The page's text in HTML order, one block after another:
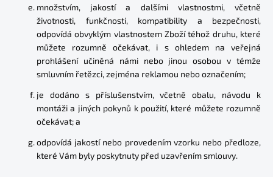
množstvím, jakostí a dalšími vlastnostmi, včetně
životnosti, funkčnosti, kompatibility a bezpečnosti,
odpovídá obvyklým vlastnostem Zboží téhož druhu, které
můžete rozumně očekávat, i s ohledem na veřejná
prohlášení učiněná námi nebo jinou osobou v témže
smluvním řetězci, zejména reklamou nebo označením;
je dodáno s příslušenstvím, včetně obalu, návodu k
montáži a jiných pokynů k použití, které můžete rozumně
očekávat; a
odpovídá jakostí nebo provedením vzorku nebo předloze,
které Vám byly poskytnuty před uzavřením smlouvy.